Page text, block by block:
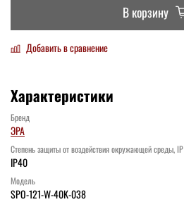
В корзину
Добавить в сравнение
Характеристики
Бренд
ЭРА
Степень защиты от воздействия окружающей среды, IP
IP40
Модель
SPO-121-W-40K-038